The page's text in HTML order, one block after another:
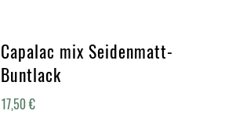
Capalac mix Seidenmatt-
Buntlack
17,50€